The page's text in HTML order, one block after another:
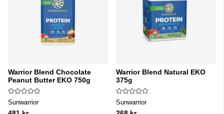
Warrior Blend Chocolate
Peanut Butter EKO 750g
Sunwarrior
Warrior Blend Natural EKO
375g
Sunwarrior